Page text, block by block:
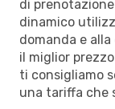
di
dinamico
domanda e
il miglior
ti consigliamo
una tariffa che